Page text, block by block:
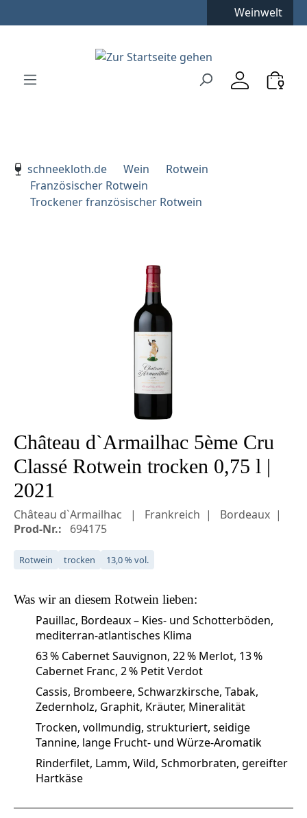
Zur Hauptnavigation springen
Weinwelt
schneekloth.de
Wein
Rotwein
Französischer Rotwein
Trockener französischer Rotwein
Bildergalerie überspringen
Château d`Armailhac 5ème Cru
Classé Rotwein trocken 0,75 l |
2021
Château d`Armailhac Frankreich
Bordeaux
Prod-Nr.:
694175
Rotwein trocken 13,0 % vol.
Was wir an diesem Rotwein lieben:
Pauillac, Bordeaux – Kies‑ und Schotterböden,
mediterran‑atlantisches Klima
63 % Cabernet Sauvignon, 22 % Merlot, 13 %
Cabernet Franc, 2 % Petit Verdot
Cassis, Brombeere, Schwarzkirsche, Tabak,
Zedernholz, Graphit, Kräuter, Mineralität
Trocken, vollmundig, strukturiert, seidige
Tannine, lange Frucht‑ und Würze‑Aromatik
Rinderfilet, Lamm, Wild, Schmorbraten, gereifter
Hartkäse